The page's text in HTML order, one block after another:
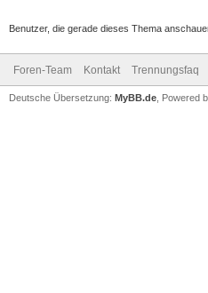
Benutzer, die gerade dieses Thema
Foren-Team Kontakt Trennungsfaq
Deutsche Übersetzung: MyBB.de , Powered